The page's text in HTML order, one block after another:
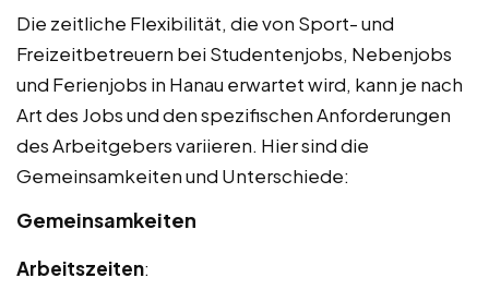
Die zeitliche Flexibilität, die von Sport- und
Freizeitbetreuern bei Studentenjobs, Nebenjobs
und Ferienjobs in Hanau erwartet wird, kann je nach
Art des Jobs und den spezifischen Anforderungen
des Arbeitgebers variieren. Hier sind die
Gemeinsamkeiten und Unterschiede:
Gemeinsamkeiten
Arbeitszeiten: